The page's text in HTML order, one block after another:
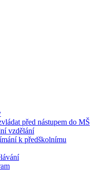
před nástupem do MŠ
vzdělání
k předškolnímu